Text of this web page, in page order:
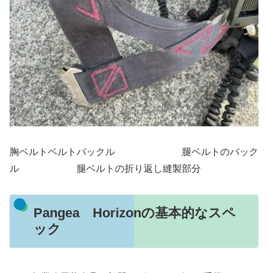
胸ベルトベルトバックル 腿ベルトのバック
ル 腿ベルトの折り返し縫製部分
Pangea Horizonの基本的なスペ
ック